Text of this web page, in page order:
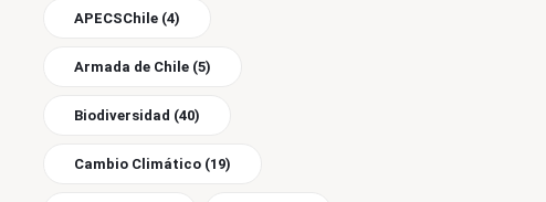
APECSChile (4)
Armada de Chile (5)
Biodiversidad (40)
Cambio Climático (19)